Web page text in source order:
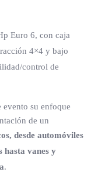
Euro 6, con caja
4×4 y bajo
control de
evento su enfoque
de un
desde automóviles
hasta vanes y
.